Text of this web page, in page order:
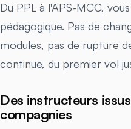
Du PPL à l'APS-MCC,
pédagogique. Pas de
modules, pas de rupture
continue, du premier vol
Des instructeurs
compagnies